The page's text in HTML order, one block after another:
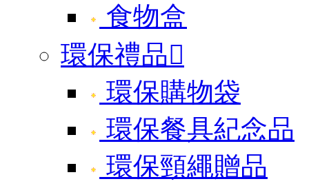
食物盒
環保禮品
環保購物袋
環保餐具紀念品
環保頸繩贈品